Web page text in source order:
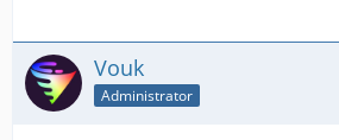
Vouk
Administrator